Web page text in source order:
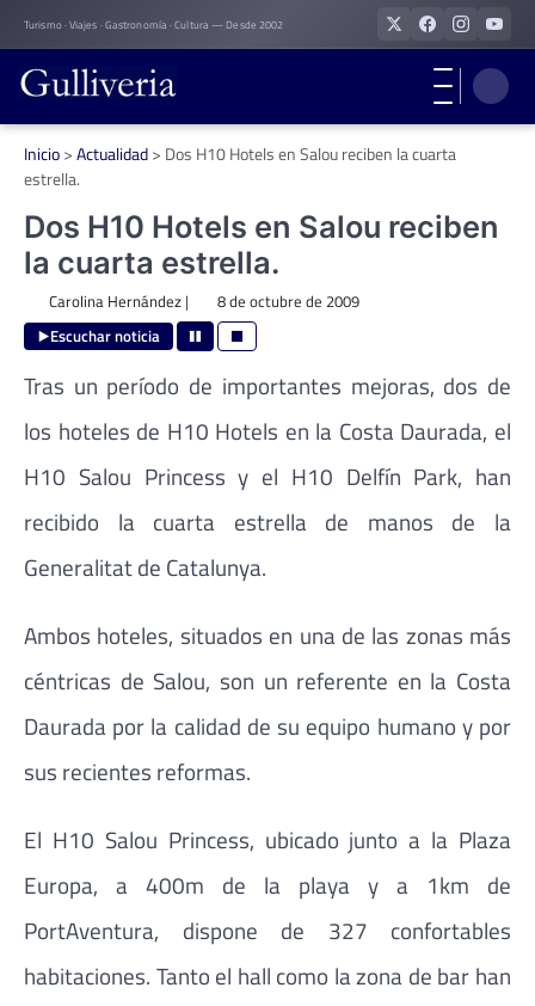
Skip
to
content
Turismo · Viajes · Gastronomía · Cultura — Desde 2002
Inicio>Actualidad> Dos H10 Hotels en Salou reciben la cuarta
estrella.
Dos H10 Hotels en Salou reciben
la cuarta estrella.
Carolina Hernández| 8 de octubre de 2009
Escuchar noticia
Tras un período de importantes mejoras, dos de
los hoteles de H10 Hotels en la Costa Daurada, el
H10 Salou Princess y el H10 Delfín Park, han
recibido la cuarta estrella de manos de la
Generalitat de Catalunya.
Ambos hoteles, situados en una de las zonas más
céntricas de Salou, son un referente en la Costa
Daurada por la calidad de su equipo humano y por
sus recientes reformas.
El H10 Salou Princess, ubicado junto a la Plaza
Europa, a 400m de la playa y a 1km de
PortAventura, dispone de 327 confortables
habitaciones. Tanto el hall como la zona de bar han